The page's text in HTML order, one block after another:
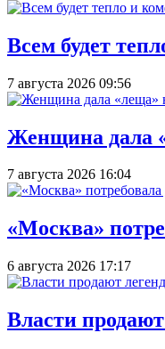
Всем будет
7 августа 2026 09:56
Женщина дала
7 августа 2026 16:04
«Москва»
6 августа 2026 17:17
Власти продают